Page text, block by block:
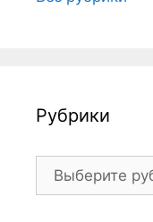
Рубрики
Рубрики